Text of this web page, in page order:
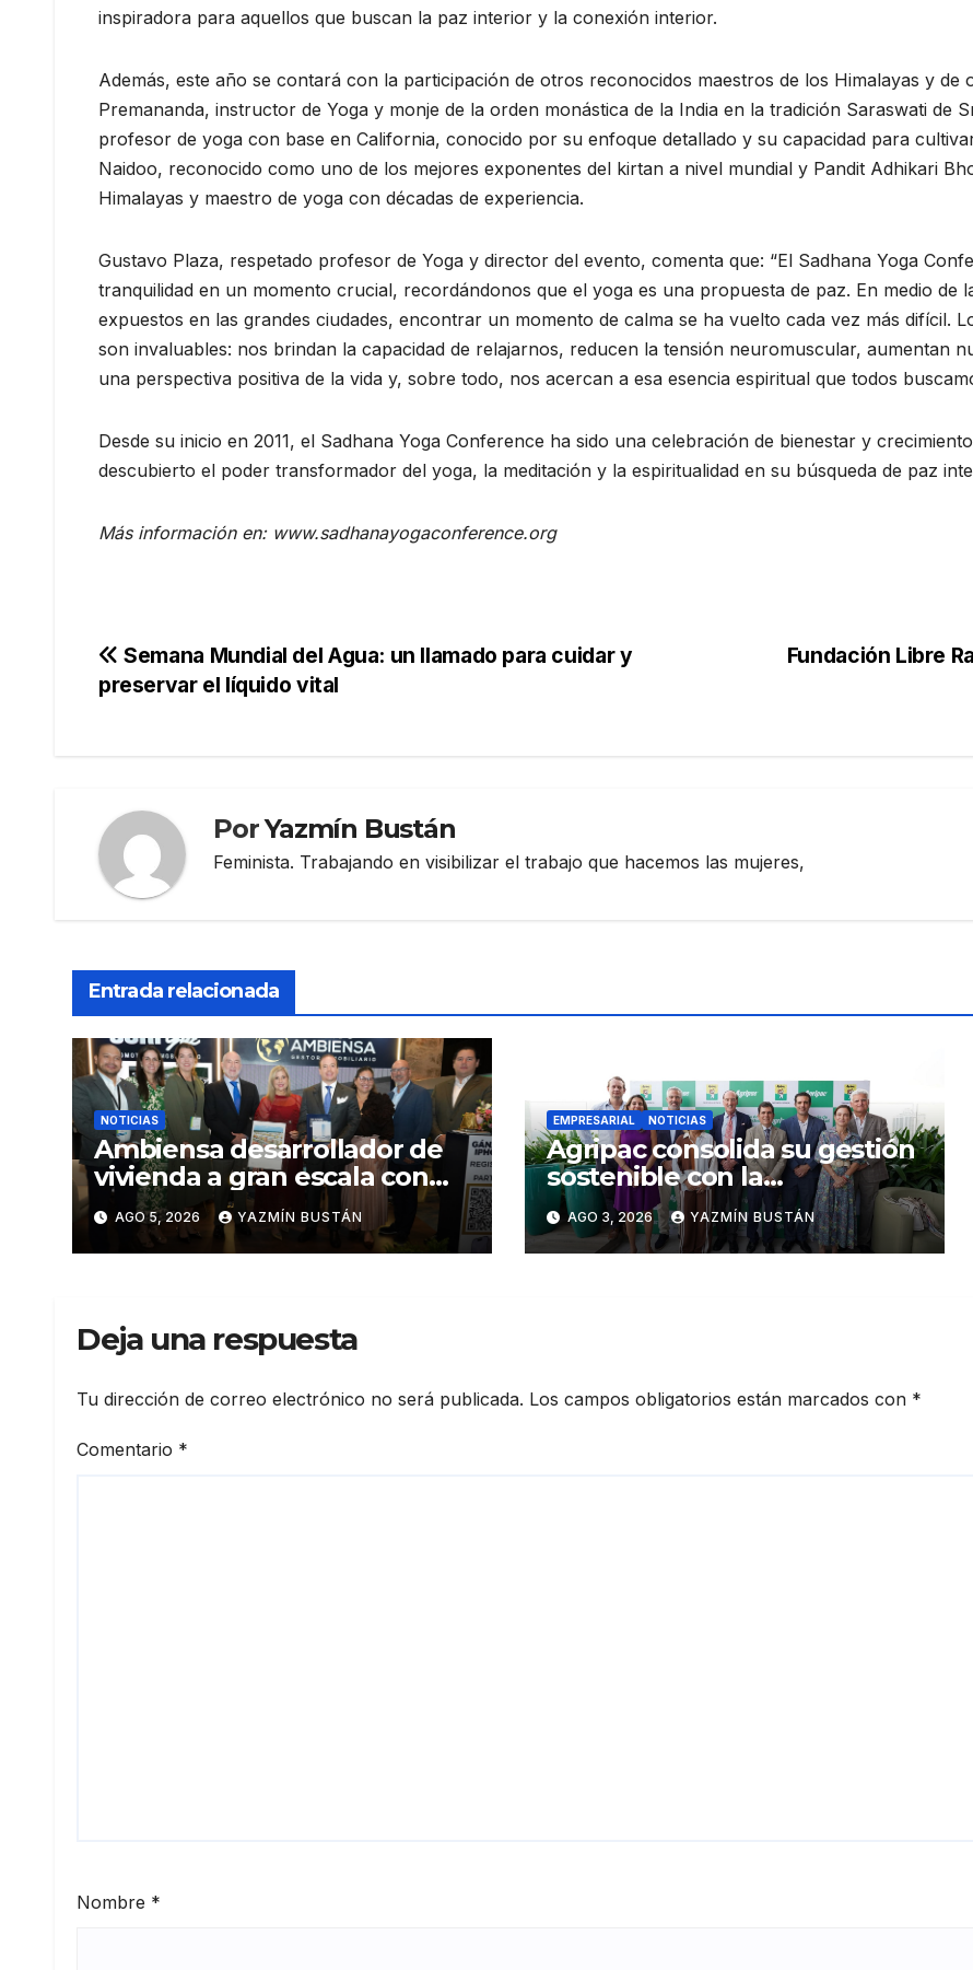
inspiradora para aquellos que buscan la paz interior y la conexión interior.
Además, este año se contará con la participación de otros reconocidos maestros de los Himalayas y
Premananda, instructor de Yoga y monje de la orden monástica de la India en la tradición Saraswati de
profesor de yoga con base en California, conocido por su enfoque detallado y su capacidad para
Naidoo, reconocido como uno de los mejores exponentes del kirtan a nivel mundial y Pandit Adhikari
Himalayas y maestro de yoga con décadas de experiencia.
Gustavo Plaza, respetado profesor de Yoga y director del evento, comenta que: “El Sadhana Yoga
tranquilidad en un momento crucial, recordándonos que el yoga es una propuesta de paz. En medio de
expuestos en las grandes ciudades, encontrar un momento de calma se ha vuelto cada vez más difícil.
son invaluables: nos brindan la capacidad de relajarnos, reducen la tensión neuromuscular, aumentan
una perspectiva positiva de la vida y, sobre todo, nos acercan a esa esencia espiritual que todos
Desde su inicio en 2011, el Sadhana Yoga Conference ha sido una celebración de bienestar y
descubierto el poder transformador del yoga, la meditación y la espiritualidad en su búsqueda de paz
Más información en: www.sadhanayogaconference.org
Navegación
de
Fundación Libre
Semana Mundial del Agua: un llamado para cuidar y
preservar el líquido vital
PorYazmín Bustán
Feminista. Trabajando en visibilizar el trabajo que hacemos las mujeres,
Entrada relacionada
NOTICIAS
Ambiensa desarrollador de
vivienda a gran escala con
estándares internacionales
de sostenibilidad
AGO 5, 2026 YAZMÍN BUSTÁN
EMPRESARIAL NOTICIAS
Agripac consolida su gestión
sostenible con la
presentación de su octava
Memoria de Sostenibilidad
AGO 3, 2026 YAZMÍN BUSTÁN
Deja una respuesta
Tu dirección de correo electrónico no será publicada. Los campos obligatorios están marcados con *
Comentario *
Nombre *